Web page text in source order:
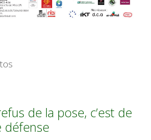
de la pose, c’est de
défense